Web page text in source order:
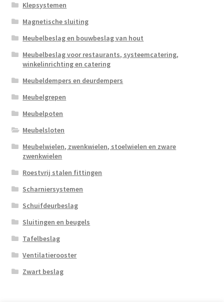
Klepsystemen
Magnetische sluiting
Meubelbeslag en bouwbeslag van hout
Meubelbeslag voor restaurants, systeemcatering,
winkelinrichting en catering
Meubeldempers en deurdempers
Meubelgrepen
Meubelpoten
Meubelsloten
Meubelwielen, zwenkwielen, stoelwielen en zware
zwenkwielen
Roestvrij stalen fittingen
Scharniersystemen
Schuifdeurbeslag
Sluitingen en beugels
Tafelbeslag
Ventilatierooster
Zwart beslag